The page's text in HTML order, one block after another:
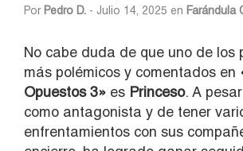
Por Pedro D. - Julio 14, 2025 en Farándula
No cabe duda de que uno de los
más polémicos y comentados en
Opuestos 3» es Princeso. A
como antagonista y de tener
enfrentamientos con sus